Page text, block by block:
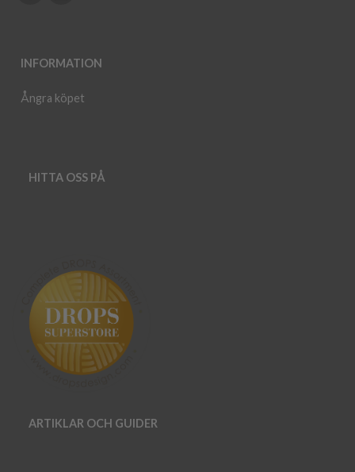
INFORMATION
Ångra köpet
HITTA OSS PÅ
ARTIKLAR OCH GUIDER